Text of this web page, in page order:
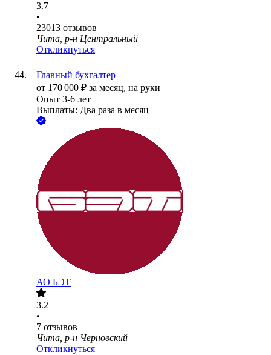
3.7
•
23013 отзывов
Чита, р-н Центральный
Откликнуться
Главный бухгалтер
от 170 000 ₽ за месяц, на руки
Опыт 3-6 лет
Выплаты: Два раза в месяц
АО БЭТ
3.2
•
7 отзывов
Чита, р-н Черновский
Откликнуться